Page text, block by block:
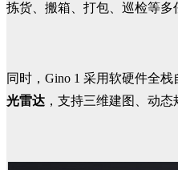
拣货、搬箱、打包、巡检等多
同时，Gino 1 采用软硬件全
光雷达 ，支持三维建图、动